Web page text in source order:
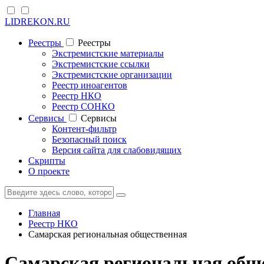
LIDREKON.RU
Реестры
Реестры
Экстремистские материалы
Экстремистские ссылки
Экстремистские организации
Реестр иноагентов
Реестр НКО
Реестр СОНКО
Cервисы
Cервисы
Контент-фильтр
Безопасный поиск
Версия сайта для слабовидящих
Скрипты
О проекте
Главная
Реестр НКО
Самарская региональная общественная